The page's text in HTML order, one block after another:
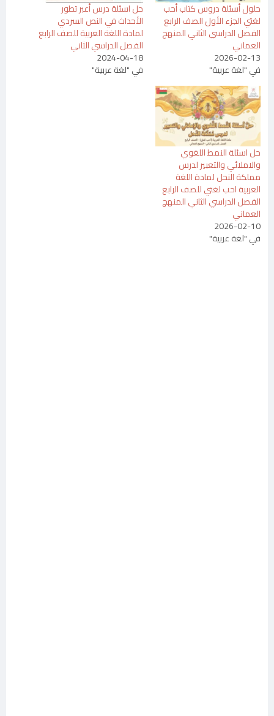
حلول أسئلة دروس كتاب أحب
لغتي الجزء الأول الصف الرابع
الفصل الدراسي الثاني المنهج
العماني
2026-02-13
في "لغة عربية"
حل اسئلة درس أعبر تطور
الأحداث في النص السردي
لمادة اللغة العربية للصف الرابع
الفصل الدراسي الثاني
2024-04-18
في "لغة عربية"
حل اسئلة النمط اللغوي
والاملائي والتعبير لدرس
مملكة النحل لمادة اللغة
العربية احب لغتي للصف الرابع
الفصل الدراسي الثاني المنهج
العماني
2026-02-10
في "لغة عربية"